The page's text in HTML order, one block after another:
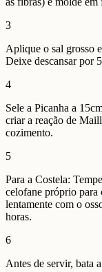
3
Aplique o sal grosso
Deixe descansar por
4
Sele a Picanha a
criar a reação de
cozimento.
5
Para a Costela:
celofane próprio para
lentamente com o
horas.
6
Antes de servir, bata